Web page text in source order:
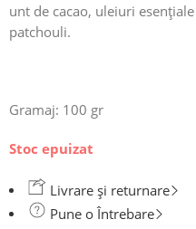
unt de cacao, uleiuri
patchouli.
Gramaj: 100 gr
Stoc epuizat
Livrare și returnare
Pune o Întrebare